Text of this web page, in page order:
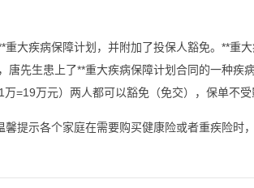
大疾病保障计划，并附加了投保人豁免。**重
唐先生患上了**重大疾病保障计划合同的一种疾
=19万元）两人都可以豁免（免交），保单不受
提示各个家庭在需要购买健康险或者重疾险时